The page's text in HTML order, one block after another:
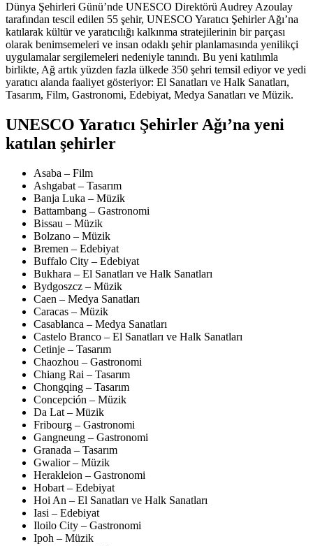
Dünya Şehirleri Günü’nde UNESCO Direktörü Audrey Azoulay
tarafından tescil edilen 55 şehir, UNESCO Yaratıcı Şehirler Ağı’na
katılarak kültür ve yaratıcılığı kalkınma stratejilerinin bir parçası
olarak benimsemeleri ve insan odaklı şehir planlamasında yenilikçi
uygulamalar sergilemeleri nedeniyle tanındı. Bu yeni katılımla
birlikte, Ağ artık yüzden fazla ülkede 350 şehri temsil ediyor ve yedi
yaratıcı alanda faaliyet gösteriyor: El Sanatları ve Halk Sanatları,
Tasarım, Film, Gastronomi, Edebiyat, Medya Sanatları ve Müzik.
UNESCO Yaratıcı Şehirler Ağı’na yeni
katılan şehirler
Asaba – Film
Ashgabat – Tasarım
Banja Luka – Müzik
Battambang – Gastronomi
Bissau – Müzik
Bolzano – Müzik
Bremen – Edebiyat
Buffalo City – Edebiyat
Bukhara – El Sanatları ve Halk Sanatları
Bydgoszcz – Müzik
Caen – Medya Sanatları
Caracas – Müzik
Casablanca – Medya Sanatları
Castelo Branco – El Sanatları ve Halk Sanatları
Cetinje – Tasarım
Chaozhou – Gastronomi
Chiang Rai – Tasarım
Chongqing – Tasarım
Concepción – Müzik
Da Lat – Müzik
Fribourg – Gastronomi
Gangneung – Gastronomi
Granada – Tasarım
Gwalior – Müzik
Herakleion – Gastronomi
Hobart – Edebiyat
Hoi An – El Sanatları ve Halk Sanatları
Iasi – Edebiyat
Iloilo City – Gastronomi
Ipoh – Müzik